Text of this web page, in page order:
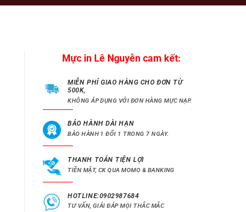
Mực in Lê Nguyễn cam kết:
MIỄN PHÍ GIAO HÀNG CHO ĐƠN TỪ
500K,
KHÔNG ÁP DỤNG VỚI ĐƠN HÀNG MỰC NẠP.
BẢO HÀNH DÀI HẠN
BẢO HÀNH 1 ĐỔI 1 TRONG 7 NGÀY.
THANH TOÁN TIỆN LỢI
TIỀN MẶT, CK QUA MOMO & BANKING
HOTLINE:0902987684
TƯ VẤN, GIẢI ĐÁP MỌI THẮC MẮC